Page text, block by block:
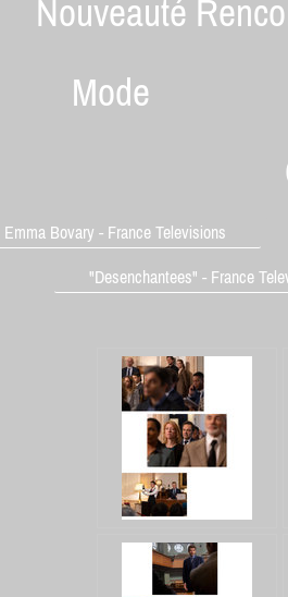
Nouveauté
Mode
Emma Bovary - France Televisions
"Desenchantees" - France